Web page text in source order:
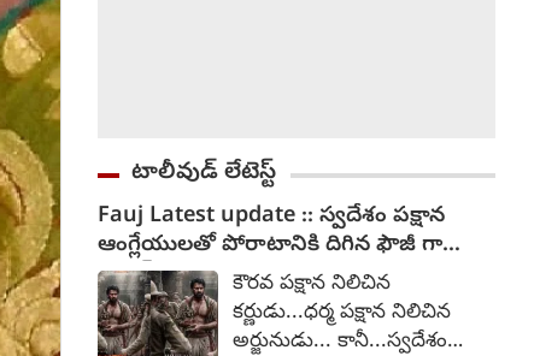
టాలీవుడ్ లేటెస్ట్
Fauj Latest update :: స్వదేశం పక్షాన
ఆంగ్లేయులతో పోరాటానికి దిగిన ఫౌజీ గా
ప్రభాస్
కౌరవ పక్షాన నిలిచిన
కర్ణుడు...ధర్మ పక్షాన నిలిచిన
అర్జునుడు... కానీ...స్వదేశం